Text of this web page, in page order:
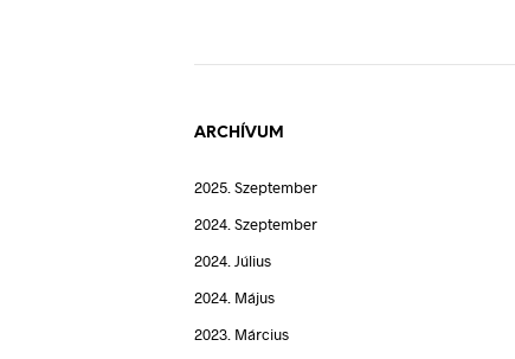
ARCHÍVUM
2025. Szeptember
2024. Szeptember
2024. Július
2024. Május
2023. Március